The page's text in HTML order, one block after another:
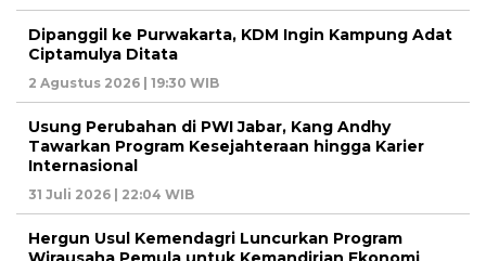
Dipanggil ke Purwakarta, KDM Ingin Kampung Adat
Ciptamulya Ditata
2 Agustus 2026 | 19:30 WIB
Usung Perubahan di PWI Jabar, Kang Andhy
Tawarkan Program Kesejahteraan hingga Karier
Internasional
31 Juli 2026 | 22:04 WIB
Hergun Usul Kemendagri Luncurkan Program